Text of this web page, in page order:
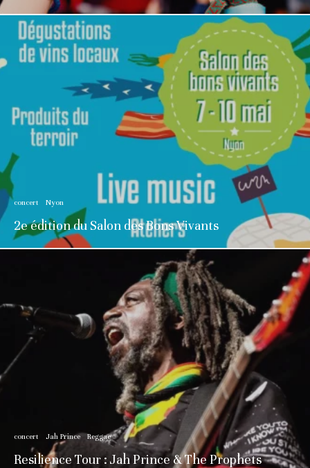
concert Nyon
2e édition du Salon des Bons Vivants
concert Jah Prince Reggae
Resilience Tour : Jah Prince & The Prophets